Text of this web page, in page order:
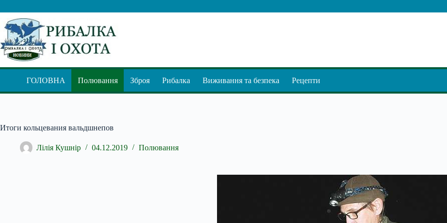
до
вмісту
ГОЛОВНА Полювання Зброя Рибалка Виживання та безпека Рецепти
Итоги кольцевания вальдшнепов
Лілія Кушнір 04.12.2019 Полювання